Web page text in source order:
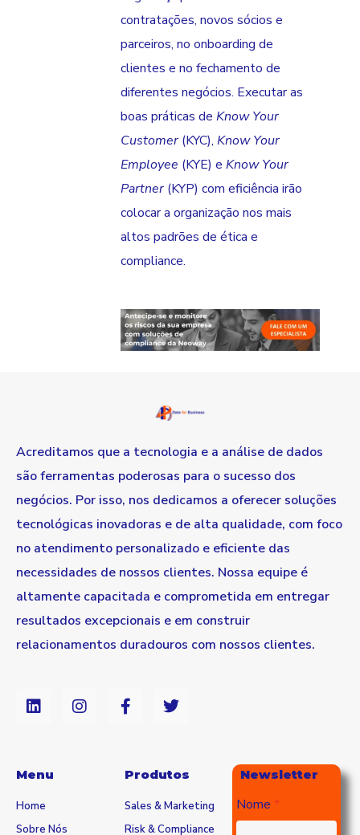
contratações, novos sócios e
parceiros, no onboarding de
clientes e no fechamento de
diferentes negócios. Executar as
boas práticas de Know Your
Customer (KYC), Know Your
Employee (KYE) e Know Your
Partner (KYP) com eficiência irão
colocar a organização nos mais
altos padrões de ética e
compliance.
Acreditamos que a tecnologia e a análise de dados
são ferramentas poderosas para o sucesso dos
negócios. Por isso, nos dedicamos a oferecer soluções
tecnológicas inovadoras e de alta qualidade, com foco
no atendimento personalizado e eficiente das
necessidades de nossos clientes. Nossa equipe é
altamente capacitada e comprometida em entregar
resultados excepcionais e em construir
relacionamentos duradouros com nossos clientes.
Menu
Home
Sobre Nós
Produtos
Sales & Marketing
Risk & Compliance
Newsletter
Nome